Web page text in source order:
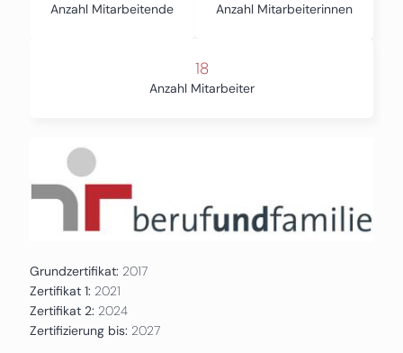
Anzahl Mitarbeitende Anzahl Mitarbeiterinnen
18
Anzahl Mitarbeiter
Grundzertifikat: 2017
Zertifikat 1: 2021
Zertifikat 2: 2024
Zertifizierung bis: 2027